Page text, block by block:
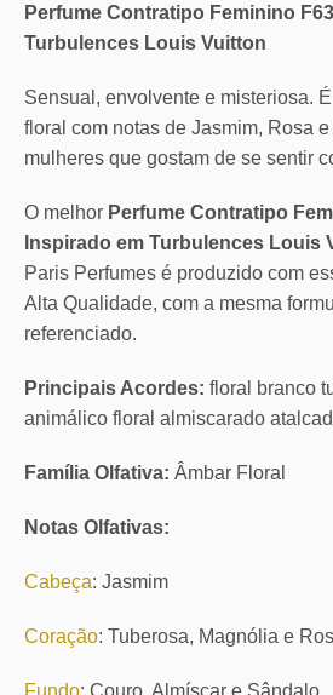
Perfume Contratipo Feminino
Turbulences Louis Vuitton
Sensual, envolvente e misteriosa.
floral com notas de Jasmim, Rosa
mulheres que gostam de se sentir
O melhor Perfume Contratipo
Inspirado em Turbulences Louis
Paris Perfumes é produzido com
Alta Qualidade, com a mesma
referenciado.
Principais Acordes: floral branco
animálico floral almiscarado
Família Olfativa: Âmbar Floral
Notas Olfativas:
Cabeça: Jasmim
Coração: Tuberosa, Magnólia e